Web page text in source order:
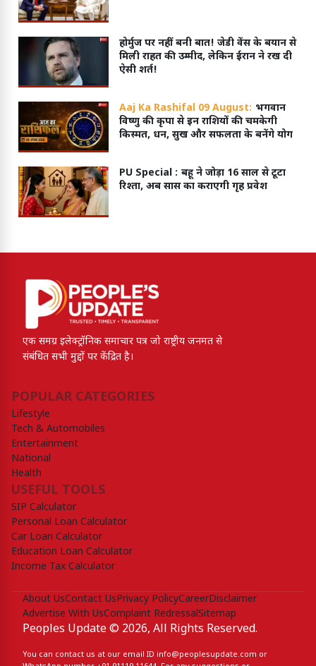
होर्मुज पर नहीं बनी बात! जेडी वेंस के बयान से
मिली राहत की उम्मीद, लेकिन ईरान ने रख दी
ऐसी शर्त!
Aaj Ka Rashifal 09 August: भगवान
विष्णु की कृपा से इन राशियों की चमकेगी
किस्मत, धन, सुख और सफलता के बनेंगे योग
PU Special : बहू ने जोड़ा 16 साल से टूटा
रिश्ता, अब सास का कराएगी गृह प्रवेश
एक समग्र इलेक्ट्रॉनिक समाचार पत्र जो राष्ट्रीय जनमत से
संबंधित सभी मुद्दों पर केंद्रित है।
POPULAR CATEGORIES
Lifestyle
Tech & Automobiles
Entertainment
National
Health
USEFUL TOOLS
SIP Calculator
Personal Loan Calculator
Car Loan Calculator
Education Loan Calculator
Income Tax Calculator
About UsContact UsPrivacy PolicyCareerDisclaimer
Advertise With UsComplaint RedressalSitemap
Peoples Update © 2026, All Rights Reserved.
You can contact us at our email ID info@peoplesupdate.com or